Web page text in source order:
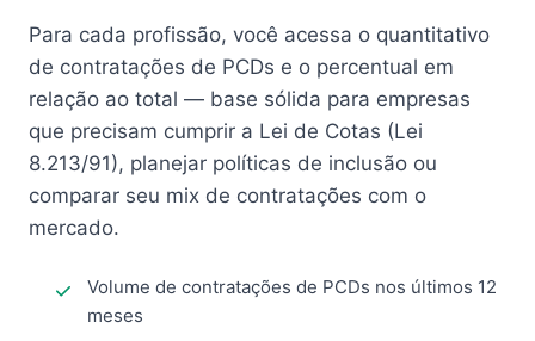
Para cada profissão, você acessa o quantitativo
de contratações de PCDs e o percentual em
relação ao total — base sólida para empresas
que precisam cumprir a Lei de Cotas (Lei
8.213/91), planejar políticas de inclusão ou
comparar seu mix de contratações com o
mercado.
Volume de contratações de PCDs nos últimos 12
meses